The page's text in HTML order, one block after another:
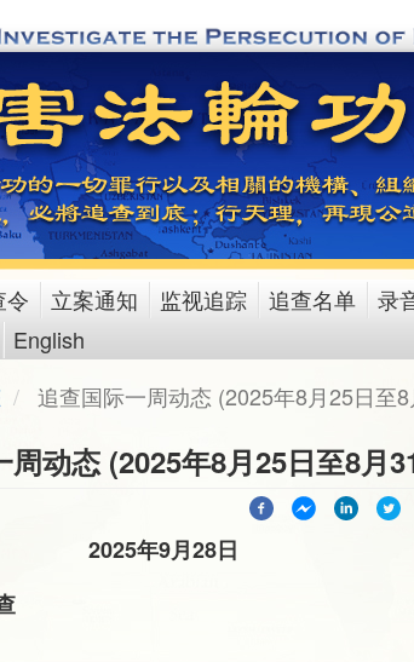
令 立案通知 监视追踪 追查名单 录
English
追查国际一周动态 (2025年8月25日至
周动态 (2025年8月25日至8月
2025年9月28日